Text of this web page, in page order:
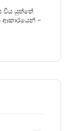
විය යුත්තේ
–